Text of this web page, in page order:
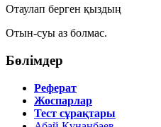
Отаулап берген қыздың
Отын-суы аз болмас.
Бөлімдер
Реферат
Жоспарлар
Тест сұрақтары